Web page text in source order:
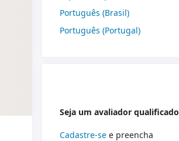
Português (Brasil)
Português (Portugal)
Seja um avaliador qualificado
Cadastre-se e preencha